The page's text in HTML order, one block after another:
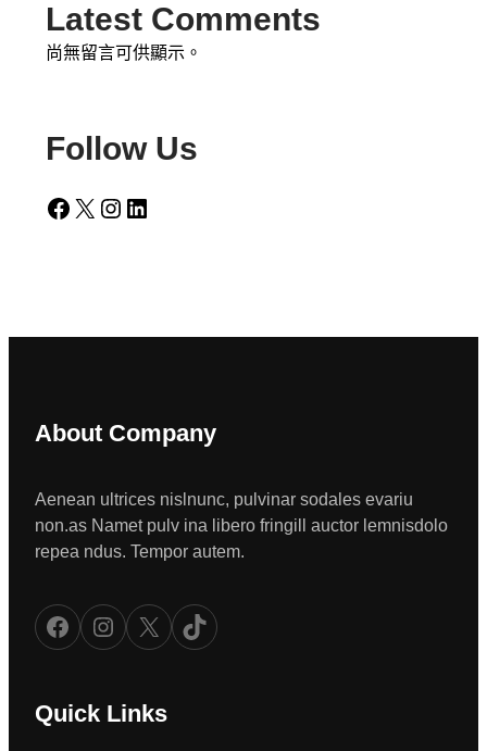
Latest Comments
尚無留言可供顯示。
Follow Us
Facebook X Instagram LinkedIn
About Company
Aenean ultrices nislnunc, pulvinar sodales evariu
non.as Namet pulv ina libero fringill auctor lemnisdolo
repea ndus. Tempor autem.
Facebook Instagram X TikTok
Quick Links